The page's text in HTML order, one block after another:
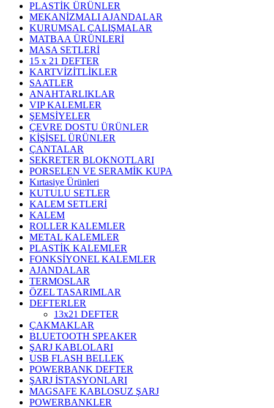
PLASTİK ÜRÜNLER
MEKANİZMALI AJANDALAR
KURUMSAL ÇALIŞMALAR
MATBAA ÜRÜNLERİ
MASA SETLERİ
15 x 21 DEFTER
KARTVİZİTLİKLER
SAATLER
ANAHTARLIKLAR
VIP KALEMLER
ŞEMSİYELER
ÇEVRE DOSTU ÜRÜNLER
KİŞİSEL ÜRÜNLER
ÇANTALAR
SEKRETER BLOKNOTLARI
PORSELEN VE SERAMİK KUPA
Kırtasiye Ürünleri
KUTULU SETLER
KALEM SETLERİ
KALEM
ROLLER KALEMLER
METAL KALEMLER
PLASTİK KALEMLER
FONKSİYONEL KALEMLER
AJANDALAR
TERMOSLAR
ÖZEL TASARIMLAR
DEFTERLER
13x21 DEFTER
ÇAKMAKLAR
BLUETOOTH SPEAKER
ŞARJ KABLOLARI
USB FLASH BELLEK
POWERBANK DEFTER
ŞARJ İSTASYONLARI
MAGSAFE KABLOSUZ ŞARJ
POWERBANKLER